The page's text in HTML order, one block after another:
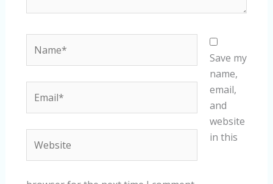
Save my
name,
email,
and
website
in this